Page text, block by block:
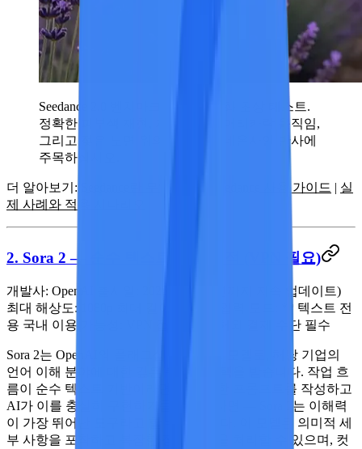
Seedance 2.0 벤치마크 출력 — 영화 초상 테스트.
정확한 피부색 재현, 자연스러운 머리카락 움직임,
그리고 젖은 노면 위의 사실적인 네온사인 반사에
주목하십시오.
더 알아보기: Seedance 사용 가이드 | 실
제 사례와 적용 시나리오
2. Sora 2 — 순수 텍스트 창작 최적 (VPN 필요)
개발사: OpenAI
2025년 (2026년까지 지속 업데이트)
최대 해상도:
20초 **입력 모드: ** 텍스트 전
용 국내 이용 가능성: VPN 접속 필요, 해외 결제 수단 필수
Sora 2는 OpenAI의 플래그십 영상 생성 모델로, 해당 기업의
언어 이해 분야에 대한 깊은 축적의 혜택을 받습니다. 작업 흐
름이 순수 텍스트 기반이라면 — 상세한 프롬프트를 작성하고
AI가 이를 충실히 구현하기를 기대한다면 — Sora 2는 이해력
이 가장 뛰어난 도구라고 할 수 있습니다. 이 모델은 의미적 세
부 사항을 포착하고 복잡한 장면 설명을 처리할 수 있으며, 컷